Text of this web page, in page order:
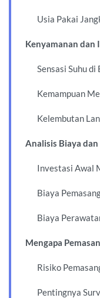
Usia Pakai
Kenyamanan dan
Sensasi Suhu di
Kemampuan
Kelembutan
Analisis Biaya
Investasi Awal
Biaya
Biaya
Mengapa
Risiko
Pentingnya